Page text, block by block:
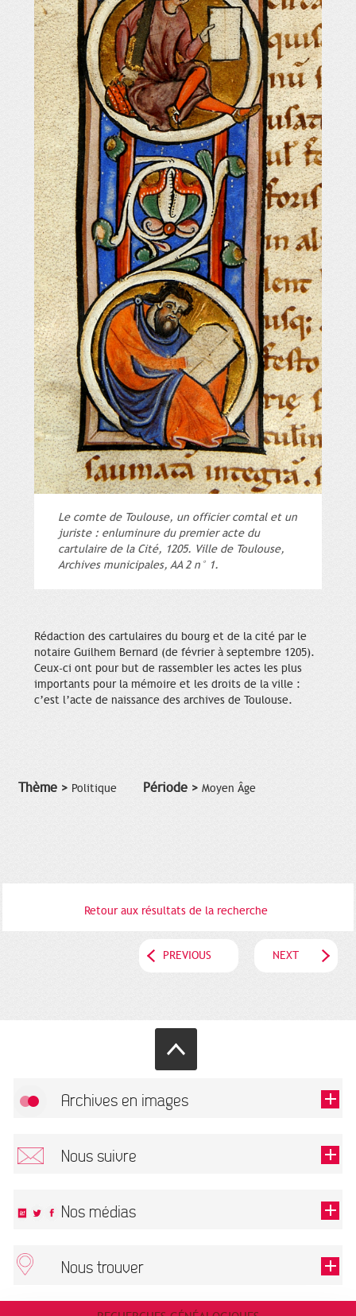
Le comte de Toulouse, un officier comtal et un
juriste : enluminure du premier acte du
cartulaire de la Cité, 1205. Ville de Toulouse,
Archives municipales, AA 2 n° 1.
Rédaction des cartulaires du bourg et de la cité par le
notaire Guilhem Bernard (de février à septembre 1205).
Ceux-ci ont pour but de rassembler les actes les plus
importants pour la mémoire et les droits de la ville :
c’est l’acte de naissance des archives de Toulouse.
Thème > Politique Période > Moyen Âge
Retour aux résultats de la recherche
PREVIOUS NEXT
Archives en images
Nous suivre
This field is required.
Nos médias
Nous trouver
ARCHIVES MUNICIPALES